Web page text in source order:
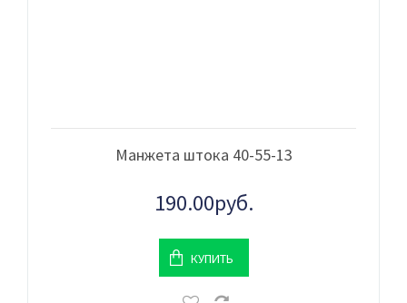
Манжета штока 40-55-13
190.00руб.
КУПИТЬ